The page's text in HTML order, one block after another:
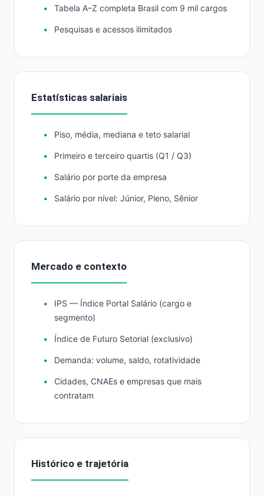
Tabela A–Z completa Brasil com 9 mil cargos
Pesquisas e acessos ilimitados
Estatísticas salariais
Piso, média, mediana e teto salarial
Primeiro e terceiro quartis (Q1 / Q3)
Salário por porte da empresa
Salário por nível: Júnior, Pleno, Sênior
Mercado e contexto
IPS — Índice Portal Salário (cargo e
segmento)
Índice de Futuro Setorial (exclusivo)
Demanda: volume, saldo, rotatividade
Cidades, CNAEs e empresas que mais
contratam
Histórico e trajetória